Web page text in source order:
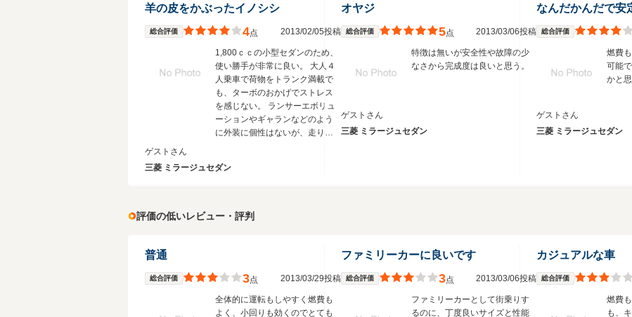
羊の皮をかぶったイノシシ
総合評価 4点 2013/02/05投稿
1,800ｃｃの小型セダンのため、
使い勝手が非常に良い。 大人４
人乗車で荷物をトランク満載で
も、ターボのおかげでストレス
を感じない。 ランサーエボリュ
ーションやギャランなどのよう
に外装に個性はないが、走りで
ーボ車の割には低燃費だと思
ゲストさん
三菱 ミラージュセダン
オヤジ
総合評価 5点 2013/03/06投稿
特徴は無いが安全性や故障の少
なさから完成度は良いと思う。
ゲストさん
三菱 ミラージュセダン
総合評価
燃費
可能
かと思
ゲストさん
三菱 ミラージュセダン
評価の低いレビュー・評判
普通
総合評価 3点 2013/03/29投稿
全体的に運転もしやすく燃費も
よく、小回りも効くのでとても
ファミリーカーに良いです
総合評価 3点 2013/03/06投稿
ファミリーカーとして街乗りす
るのに、丁度良いサイズと性能
カジュアルな車
総合評価
燃費
も、